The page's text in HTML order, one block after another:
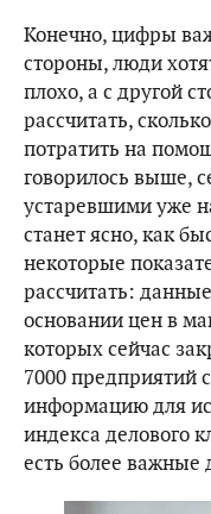
Конечно, цифры
стороны, люди
плохо, а с другой
рассчитать,
потратить на
говорилось выше,
устаревшими уже
станет ясно, как
некоторые
рассчитать:
основании цен в
которых сейчас
7000 предприятий
информацию для
индекса делового
есть более важные